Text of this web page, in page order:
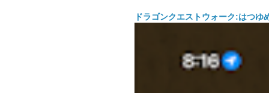
ドラゴンクエストウォーク:はつゆ